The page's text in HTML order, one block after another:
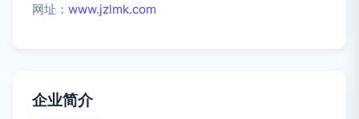
网址： www.jzlmk.com
企业简介